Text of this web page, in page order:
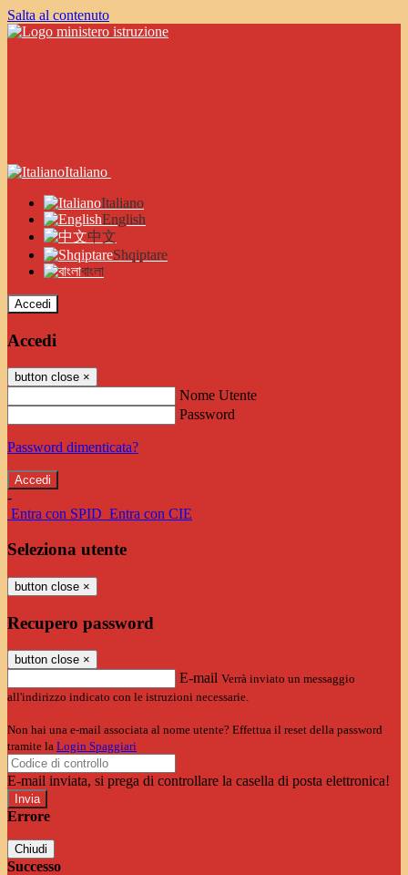
Salta al contenuto
Italiano
Italiano
English
中文
Shqiptare
বাংলা
Accedi
Accedi
button close ×
Nome Utente
Password
Password dimenticata?
-
Entra con SPID Entra con CIE
Seleziona utente
button close ×
Recupero password
button close ×
E-mail Verrà inviato un messaggio
all'indirizzo indicato con le istruzioni necessarie.
Non hai una e-mail associata al nome utente? Effettua il reset della password
tramite la Login Spaggiari
E-mail inviata, si prega di controllare la casella di posta elettronica!
Errore
Chiudi
Successo